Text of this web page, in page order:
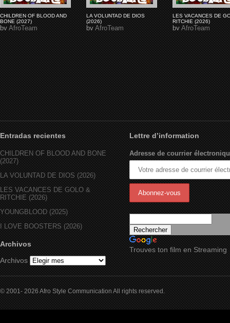
CHILDREN OF BLOOD AND
BONE (2027)
byAfroTeam
LA VOLUNTAD DE DIOS
(2026)
byAfroTeam
LES VACANCES DE
RITCHIE (2026)
byAfroTeam
Entradas recientes
CHILDREN OF BLOOD AND BONE
(2027)
LA VOLUNTAD DE DIOS (2026)
LES VACANCES DE GOLO &
RITCHIE (2026)
YOUNGBLOOD (2025)
I LOVE BOOSTERS (2026)
Archivos
Archivos
Lettre d’information
Adresse de courrier
Trouves ton film en Streaming
© 2001- 2026 Afro Style Communication All rights reserved.